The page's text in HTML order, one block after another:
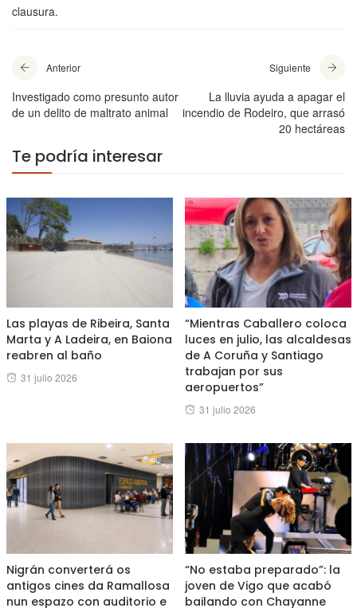
clausura.
Anterior
Investigado como presunto autor
de un delito de maltrato animal
Siguiente
La lluvia ayuda a apagar el
incendio de Rodeiro, que arrasó
20 hectáreas
Te podría interesar
Las playas de Ribeira, Santa
Marta y A Ladeira, en Baiona
reabren al baño
Posted
31 julio 2026
“Mientras Caballero coloca
luces en julio, las alcaldesas
de A Coruña y Santiago
trabajan por sus
aeropuertos”
Posted
31 julio 2026
Nigrán converterá os
antigos cines da Ramallosa
nun espazo con auditorio e
“No estaba preparado”: la
joven de Vigo que acabó
bailando con Chayanne